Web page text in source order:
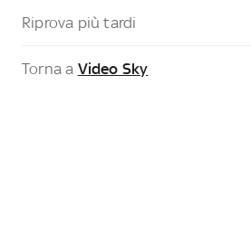
Riprova più tardi
Torna a Video Sky